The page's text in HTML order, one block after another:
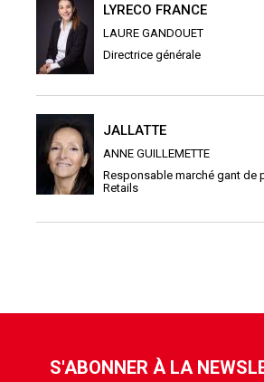
LYRECO FRANCE
LAURE GANDOUET
Directrice générale
JALLATTE
ANNE GUILLEMETTE
Responsable marché gant de
Retails
S'ABONNER À LA